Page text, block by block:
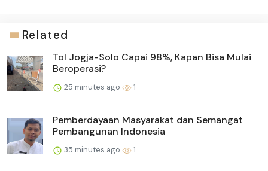
Related
Tol Jogja-Solo Capai 98%, Kapan Bisa Mulai
Beroperasi?
25 minutes ago 1
Pemberdayaan Masyarakat dan Semangat
Pembangunan Indonesia
35 minutes ago 1